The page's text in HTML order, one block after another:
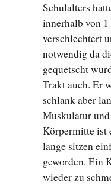
Schulalters
innerhalb von
verschlechtert
notwendig da
gequetscht
Trakt auch. Er
schlank aber
Muskulatur
Körpermitte ist
lange sitzen
geworden. Ein
wieder zu